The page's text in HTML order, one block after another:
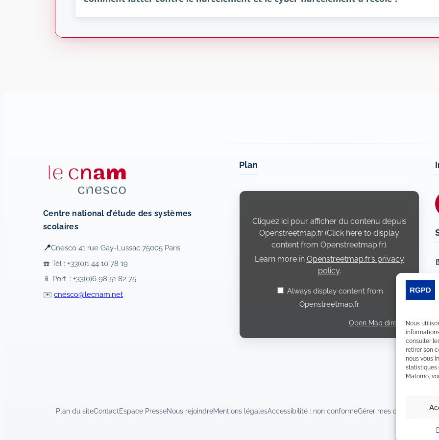
Nous
consulter
retirer son
nous vous
statistiques
Matomo,
Centre national d’étude des systèmes
scolaires
📍Cnesco 41 rue Gay-Lussac 75005 Paris
☎️ Tél : +33(0)1 44 10 78 19
📱 Port. : +33(0)6 98 51 82 75
✉️ cnesco@lecnam.net
Plan
Display
Openstreetmap.fr
Cliquez ici pour afficher du contenu depuis
Openstreetmap.fr (Click here to display
content from Openstreetmap.fr).
Learn more in Openstreetmap.fr’s privacy
policy.
Always display content from
Openstreetmap.fr
Open Map directly
Plan du siteContactEspace PresseNous rejoindreMentions légalesAccessibilité : non conformeGérer mes cookies